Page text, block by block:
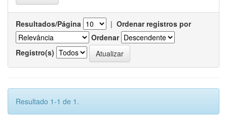
Resultados/Página | Ordenar registros por
Ordenar
Registro(s)
Resultado 1-1 de 1.